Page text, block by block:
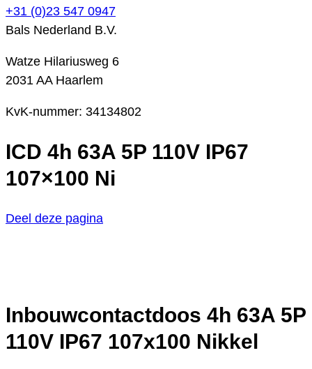
+31 (0)23 547 0947
Bals Nederland B.V.
Watze Hilariusweg 6
2031 AA Haarlem
KvK-nummer: 34134802
ICD 4h 63A 5P 110V IP67
107×100 Ni
Deel deze pagina
Inbouwcontactdoos 4h 63A 5P
110V IP67 107x100 Nikkel